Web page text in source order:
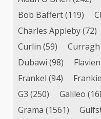
Bob Baffert(119)
Charles Appleby(72)
Curlin (59) Curragh
Dubawi (98)
Frankel (94)
G3 (250) Galileo
Grama (1561)